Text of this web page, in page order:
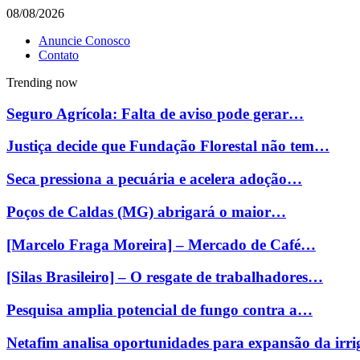
08/08/2026
Anuncie Conosco
Contato
Trending now
Seguro Agrícola: Falta de aviso pode gerar…
Justiça decide que Fundação Florestal não tem…
Seca pressiona a pecuária e acelera adoção…
Poços de Caldas (MG) abrigará o maior…
[Marcelo Fraga Moreira] – Mercado de Café…
[Silas Brasileiro] – O resgate de trabalhadores…
Pesquisa amplia potencial de fungo contra a…
Netafim analisa oportunidades para expansão da